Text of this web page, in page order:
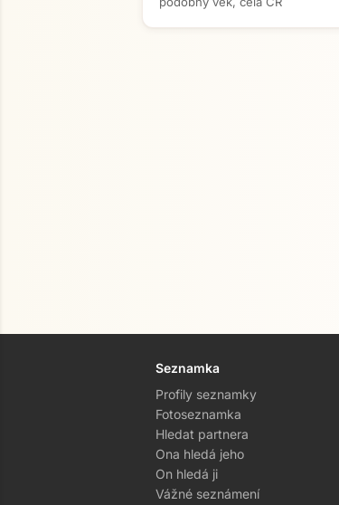
Seznamka
Profily seznamky
Fotoseznamka
Hledat partnera
Ona hledá jeho
On hledá ji
Vážné seznámení